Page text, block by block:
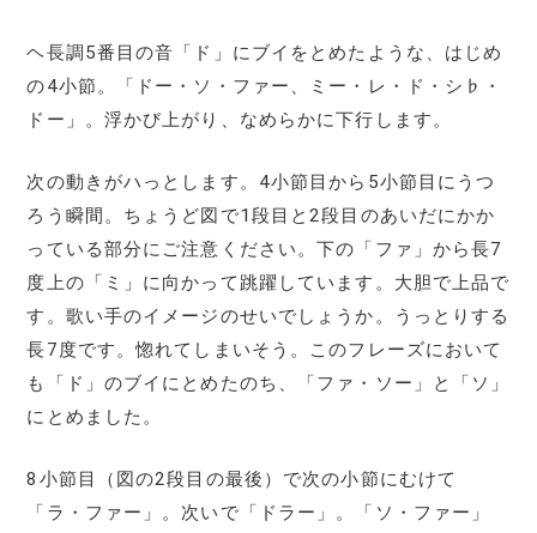
ヘ長調5番目の音「ド」にブイをとめたような、はじめ
の4小節。「ドー・ソ・ファー、ミー・レ・ド・シ♭・
ドー」。浮かび上がり、なめらかに下行します。
次の動きがハっとします。4小節目から5小節目にうつ
ろう瞬間。ちょうど図で1段目と2段目のあいだにかか
っている部分にご注意ください。下の「ファ」から長7
度上の「ミ」に向かって跳躍しています。大胆で上品で
す。歌い手のイメージのせいでしょうか。うっとりする
長7度です。惚れてしまいそう。このフレーズにおいて
も「ド」のブイにとめたのち、「ファ・ソー」と「ソ」
にとめました。
8小節目（図の2段目の最後）で次の小節にむけて
「ラ・ファー」。次いで「ドラー」。「ソ・ファー」